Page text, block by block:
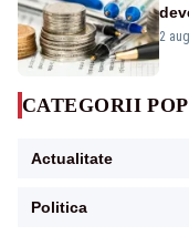
2
CATEGORII
Actualitate
Politica